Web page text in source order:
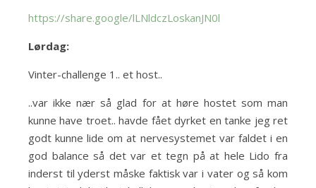
https://share.google/lLNldczLoskanJN0l
Lørdag:
Vinter-challenge 1.. et host..
..var ikke nær så glad for at høre hostet som man
kunne have troet.. havde fået dyrket en tanke jeg ret
godt kunne lide om at nervesystemet var faldet i en
god balance så det var et tegn på at hele Lido fra
inderst til yderst måske faktisk var i vater og så kom